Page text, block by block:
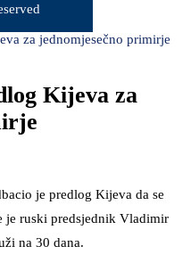
za jednomjesečno primirje
Kijeva za
je predlog Kijeva da se
je ruski predsjednik Vladimir
na 30 dana.